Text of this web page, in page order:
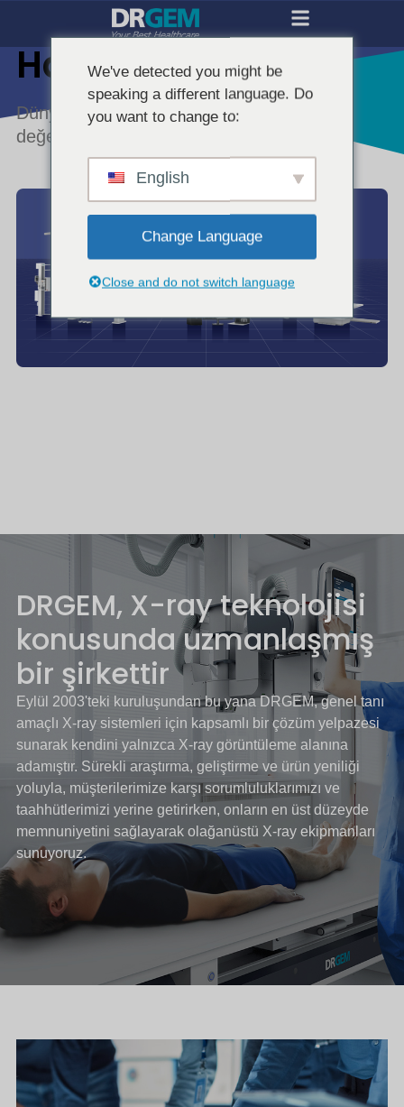
Hakkımızda
Dünya çapında tıbbi görüntülemede kalite,
değer ve destek sunmak.
DRGEM, X-ray teknolojisi
konusunda uzmanlaşmış
bir şirkettir
Eylül 2003'teki kuruluşundan bu yana DRGEM, genel tanı
amaçlı X-ray sistemleri için kapsamlı bir çözüm yelpazesi
sunarak kendini yalnızca X-ray görüntüleme alanına
adamıştır. Sürekli araştırma, geliştirme ve ürün yeniliği
yoluyla, müşterilerimize karşı sorumluluklarımızı ve
taahhütlerimizi yerine getirirken, onların en üst düzeyde
memnuniyetini sağlayarak olağanüstü X-ray ekipmanları
sunuyoruz.
We've detected you might be
speaking a different language. Do
you want to change to:
English
Change Language
Close and do not switch language